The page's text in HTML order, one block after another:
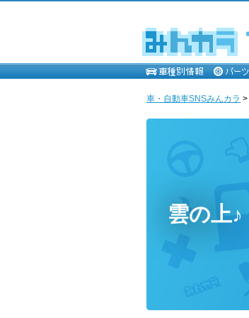
車・自動車SNSみんカラ >
雲の上♪